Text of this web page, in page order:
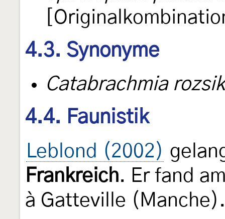
4.3. Synonyme
Catabrachmia
4.4. Faunistik
Leblond (2002)
Frankreich. Er fand
à Gatteville